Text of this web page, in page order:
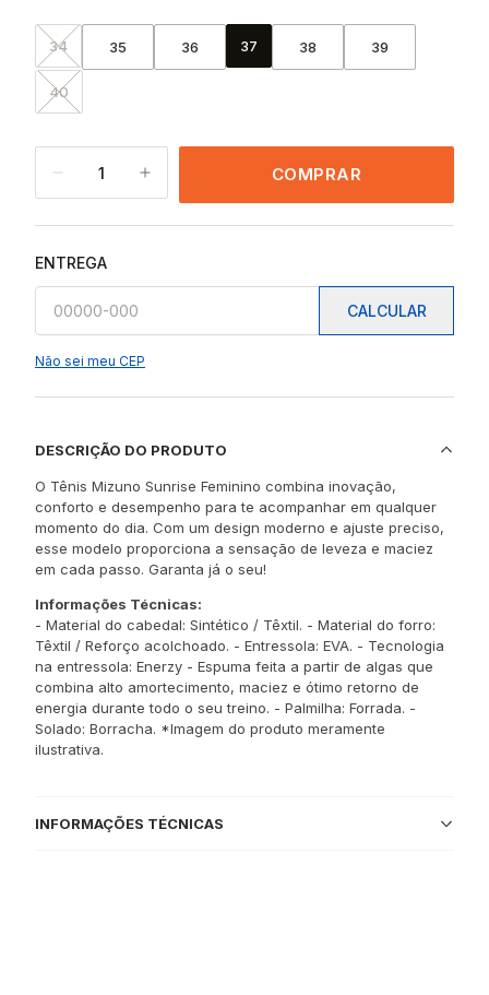
34 35 36 37 38 39
40
1 COMPRAR
ENTREGA
CALCULAR
Não sei meu CEP
DESCRIÇÃO DO PRODUTO
O Tênis Mizuno Sunrise Feminino combina inovação,
conforto e desempenho para te acompanhar em qualquer
momento do dia. Com um design moderno e ajuste preciso,
esse modelo proporciona a sensação de leveza e maciez
em cada passo. Garanta já o seu!
Informações Técnicas:
- Material do cabedal: Sintético / Têxtil. - Material do forro:
Têxtil / Reforço acolchoado. - Entressola: EVA. - Tecnologia
na entressola: Enerzy - Espuma feita a partir de algas que
combina alto amortecimento, maciez e ótimo retorno de
energia durante todo o seu treino. - Palmilha: Forrada. -
Solado: Borracha. *Imagem do produto meramente
ilustrativa.
INFORMAÇÕES TÉCNICAS